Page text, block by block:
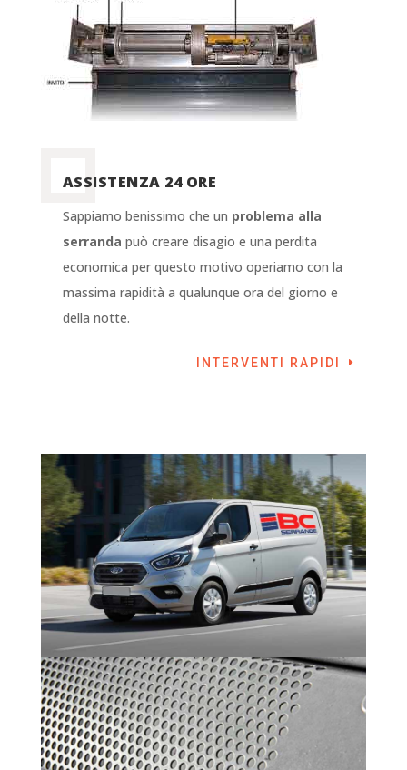
ASSISTENZA 24 ORE
Sappiamo benissimo che un problema alla
serranda può creare disagio e una perdita
economica per questo motivo operiamo con la
massima rapidità a qualunque ora del giorno e
della notte.
INTERVENTI RAPIDI